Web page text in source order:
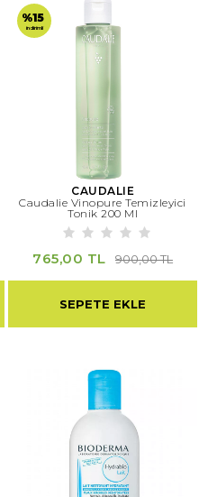
%15
indirimli
CAUDALIE
Caudalie Vinopure Temizleyici
Tonik 200 Ml
765,00 TL 900,00 TL
SEPETE EKLE